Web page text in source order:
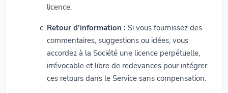
licence.
Retour d’information : Si vous fournissez des
commentaires, suggestions ou idées, vous
accordez à la Société une licence perpétuelle,
irrévocable et libre de redevances pour intégrer
ces retours dans le Service sans compensation.